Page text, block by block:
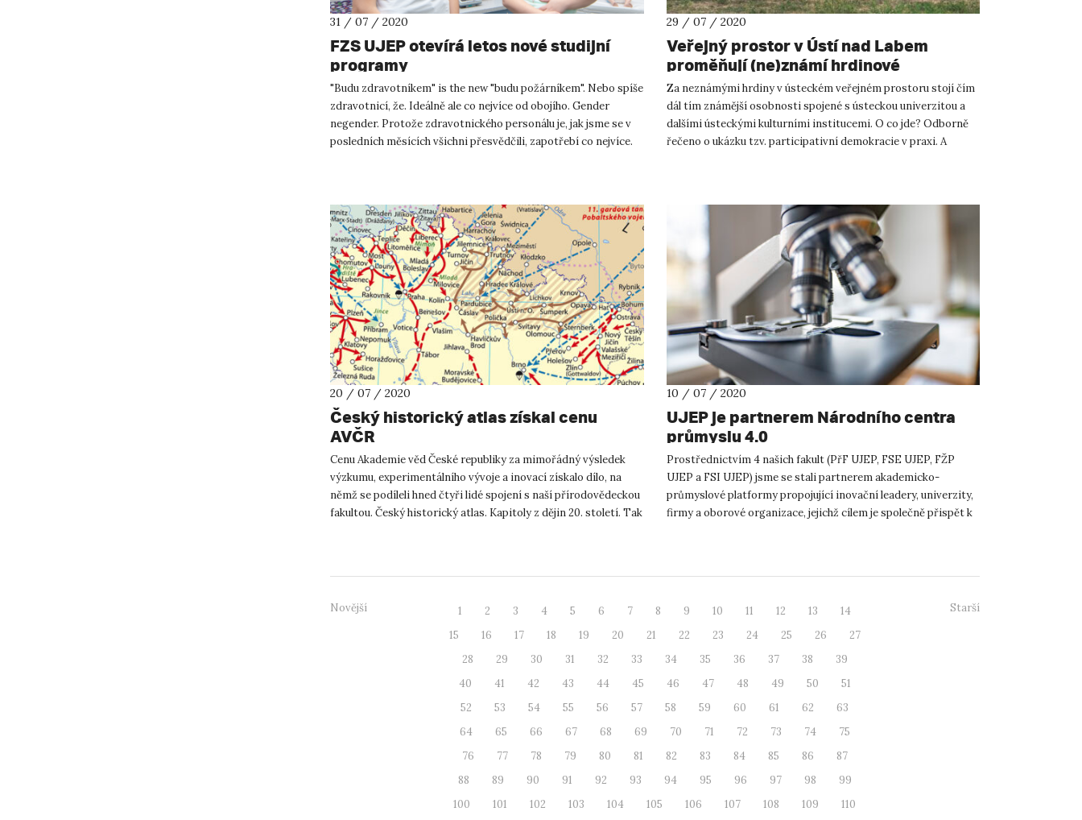
31 / 07 / 2020
FZS UJEP otevírá letos nové studijní
programy
"Budu zdravotníkem" is the new "budu požárníkem". Nebo spíše
zdravotnicí, že. Ideálně ale co nejvíce od obojího. Gender
negender. Protože zdravotnického personálu je, jak jsme se v
posledních měsících všichni přesvědčili, zapotřebí co nejvíce.
29 / 07 / 2020
Veřejný prostor v Ústí nad Labem
proměňují (ne)známí hrdinové
Za neznámými hrdiny v ústeckém veřejném prostoru stojí čím
dál tím známější osobnosti spojené s ústeckou univerzitou a
dalšími ústeckými kulturními institucemi. O co jde? Odborně
řečeno o ukázku tzv. participativní demokracie v praxi. A
20 / 07 / 2020
Český historický atlas získal cenu
AVČR
Cenu Akademie věd České republiky za mimořádný výsledek
výzkumu, experimentálního vývoje a inovací získalo dílo, na
němž se podíleli hned čtyři lidé spojení s naší přírodovědeckou
fakultou. Český historický atlas. Kapitoly z dějin 20. století. Tak
10 / 07 / 2020
UJEP je partnerem Národního centra
průmyslu 4.0
Prostřednictvím 4 našich fakult (PřF UJEP, FSE UJEP, FŽP
UJEP a FSI UJEP) jsme se stali partnerem akademicko-
průmyslové platformy propojující inovační leadery, univerzity,
firmy a oborové organizace, jejichž cílem je společně přispět k
Novější 1 2 3 4 5 6 7 8 9 10 11 12 13
14
15
16 17 18 19 20 21 22 23 24 25 26
27
28
29 30 31 32 33 34 35 36 37 38
39
40
41 42 43 44 45 46 47 48 49 50
51
52
53 54 55 56 57 58 59 60 61 62
63
64
65 66 67 68 69 70 71 72 73 74
75
76
77 78 79 80 81 82 83 84 85 86
87
88
89 90 91 92 93 94 95 96 97 98
99
100
101 102 103 104 105 106 107 108 109
110
Starší